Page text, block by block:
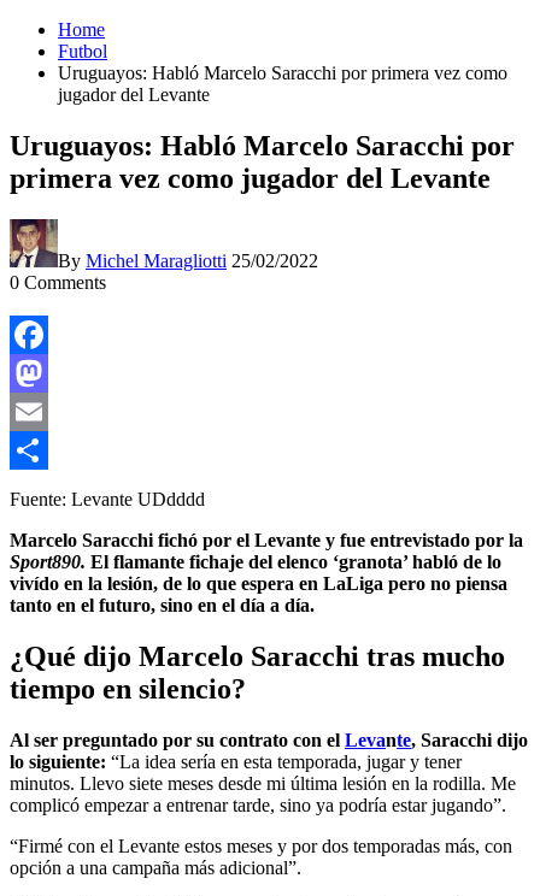
Home
Futbol
Uruguayos: Habló Marcelo Saracchi por primera vez como
jugador del Levante
Uruguayos: Habló Marcelo Saracchi por
primera vez como jugador del Levante
By Michel Maragliotti 25/02/2022
0 Comments
Facebook
Mastodon
Email
Compartir
Fuente: Levante UDdddd
Marcelo Saracchi fichó por el Levante y fue entrevistado por la
Sport890. El flamante fichaje del elenco ‘granota’ habló de lo
vivído en la lesión, de lo que espera en LaLiga pero no piensa
tanto en el futuro, sino en el día a día.
¿Qué dijo Marcelo Saracchi tras mucho
tiempo en silencio?
Al ser preguntado por su contrato con el Levante, Saracchi dijo
lo siguiente: “La idea sería en esta temporada, jugar y tener
minutos. Llevo siete meses desde mi última lesión en la rodilla. Me
complicó empezar a entrenar tarde, sino ya podría estar jugando”.
“Firmé con el Levante estos meses y por dos temporadas más, con
opción a una campaña más adicional”.